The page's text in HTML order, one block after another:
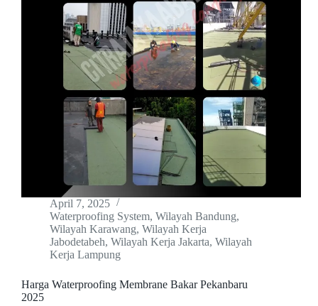
April 7, 2025
Waterproofing System, Wilayah Bandung,
Wilayah Karawang, Wilayah Kerja
Jabodetabeh, Wilayah Kerja Jakarta, Wilayah
Kerja Lampung
Harga Waterproofing Membrane Bakar Pekanbaru
2025